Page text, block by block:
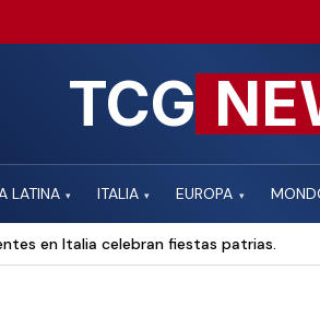
TCG
LATINA ▾ ITALIA ▾ EUROPA ▾
en Italia celebran fiestas patrias.